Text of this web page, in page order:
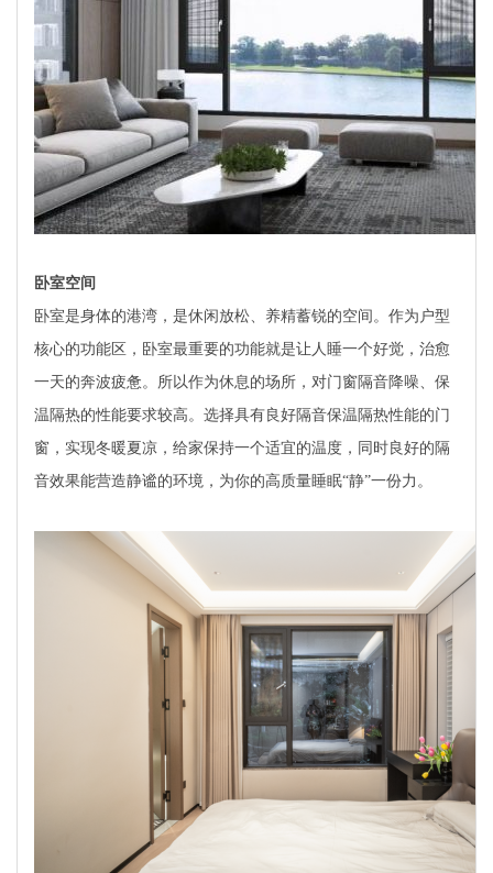
卧室空间
卧室是身体的港湾，是休闲放松、养精蓄锐的空间。作为户型
核心的功能区，卧室最重要的功能就是让人睡一个好觉，治愈
一天的奔波疲惫。所以作为休息的场所，对门窗隔音降噪、保
温隔热的性能要求较高。选择具有良好隔音保温隔热性能的门
窗，实现冬暖夏凉，给家保持一个适宜的温度，同时良好的隔
音效果能营造静谧的环境，为你的高质量睡眠“静”一份力。